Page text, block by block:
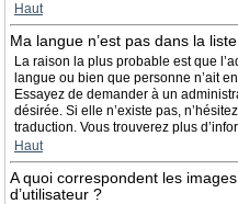
Haut
Ma langue n’est pas dans la
La raison la plus probable est que
langue ou bien que personne n’ait
Essayez de demander à un
désirée. Si elle n’existe pas,
traduction. Vous trouverez plus
Haut
A quoi correspondent les
d’utilisateur ?